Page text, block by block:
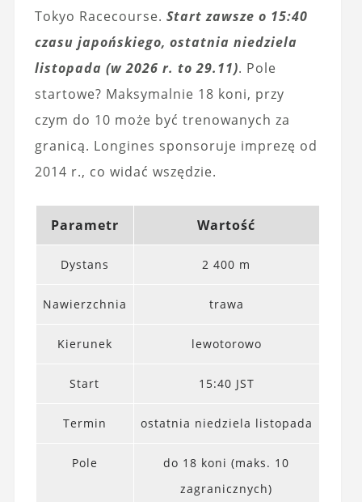
Tokyo Racecourse. Start zawsze o 15:40
czasu japońskiego, ostatnia niedziela
listopada (w 2026 r. to 29.11). Pole
startowe? Maksymalnie 18 koni, przy
czym do 10 może być trenowanych za
granicą. Longines sponsoruje imprezę od
2014 r., co widać wszędzie.
Parametr Wartość
Dystans 2 400 m
Nawierzchnia trawa
Kierunek lewotorowo
Start 15:40 JST
Termin ostatnia niedziela listopada
Pole
do 18 koni (maks. 10
zagranicznych)